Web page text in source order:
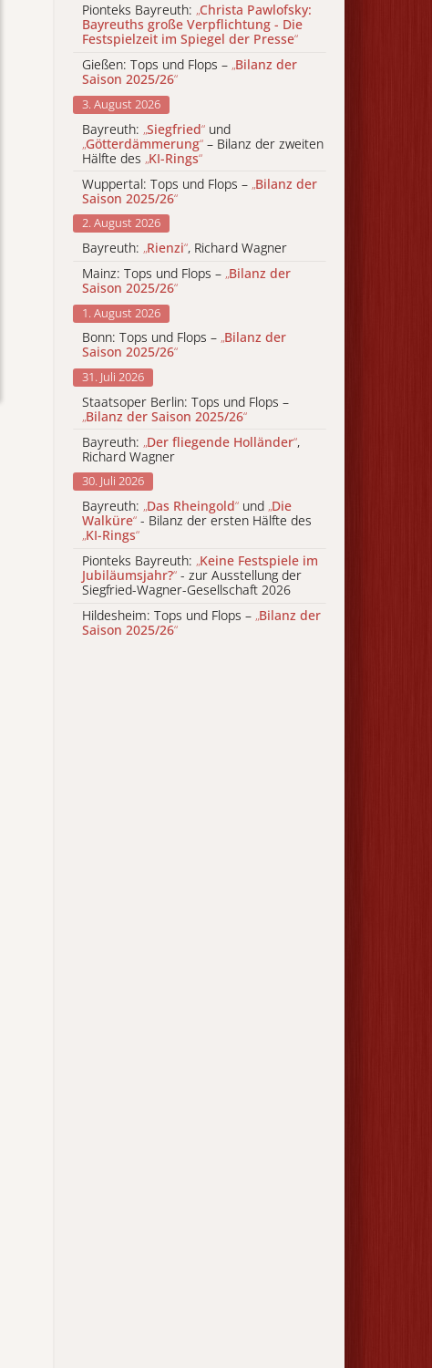
Pionteks Bayreuth: „Christa Pawlofsky:
Bayreuths große Verpflichtung - Die
Festspielzeit im Spiegel der Presse“
Gießen: Tops und Flops – „Bilanz der
Saison 2025/26“
3. August 2026
Bayreuth: „Siegfried“ und
„Götterdämmerung“ – Bilanz der zweiten
Hälfte des „KI-Rings“
Wuppertal: Tops und Flops – „Bilanz der
Saison 2025/26“
2. August 2026
Bayreuth: „Rienzi“, Richard Wagner
Mainz: Tops und Flops – „Bilanz der
Saison 2025/26“
1. August 2026
Bonn: Tops und Flops – „Bilanz der
Saison 2025/26“
31. Juli 2026
Staatsoper Berlin: Tops und Flops –
„Bilanz der Saison 2025/26“
Bayreuth: „Der fliegende Holländer“,
Richard Wagner
30. Juli 2026
Bayreuth: „Das Rheingold“ und „Die
Walküre“ - Bilanz der ersten Hälfte des
„KI-Rings“
Pionteks Bayreuth: „Keine Festspiele im
Jubiläumsjahr?“ - zur Ausstellung der
Siegfried-Wagner-Gesellschaft 2026
Hildesheim: Tops und Flops – „Bilanz der
Saison 2025/26“